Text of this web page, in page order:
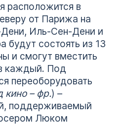
расположится в
от Парижа на
Иль-Сен-Дени и
будут состоять из 13
и смогут вместить
каждый. Под
переоборудовать
кино – фр.) –
поддерживаемый
Люком